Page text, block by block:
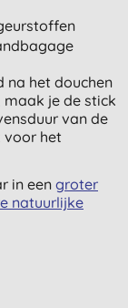
na het douchen
maak je de stick
van de
voor het
in een groter
natuurlijke